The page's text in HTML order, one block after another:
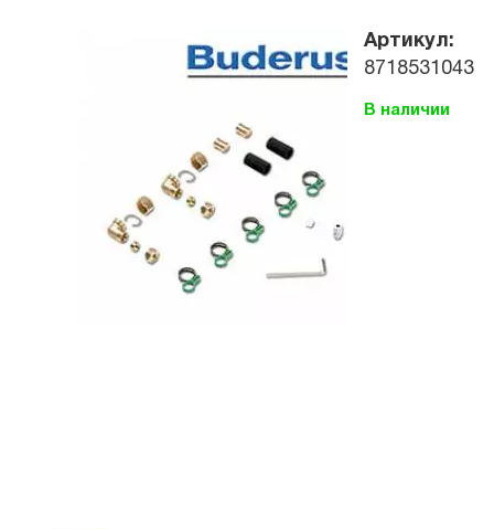
Артикул:
8718531043
В наличии